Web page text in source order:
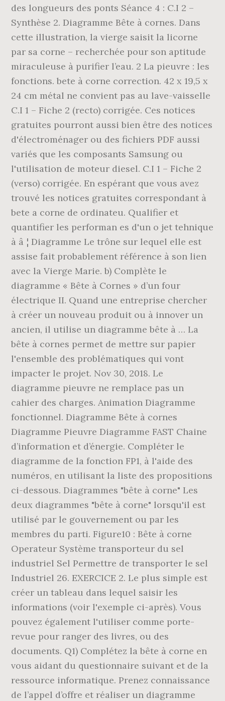
des longueurs des ponts Séance 4 : C.I 2 –
Synthèse 2. Diagramme Bête à cornes. Dans
cette illustration, la vierge saisit la licorne
par sa corne – recherchée pour son aptitude
miraculeuse à purifier l’eau. 2 La pieuvre : les
fonctions. bete à corne correction. 42 x 19,5 x
24 cm métal ne convient pas au lave-vaisselle
C.I 1 – Fiche 2 (recto) corrigée. Ces notices
gratuites pourront aussi bien être des notices
d'électroménager ou des fichiers PDF aussi
variés que les composants Samsung ou
l'utilisation de moteur diesel. C.I 1 – Fiche 2
(verso) corrigée. En espérant que vous avez
trouvé les notices gratuites correspondant à
bete a corne de ordinateu. Qualifier et
quantifier les performan es d'un o jet tehnique
à â ¦ Diagramme Le trône sur lequel elle est
assise fait probablement référence à son lien
avec la Vierge Marie. b) Complète le
diagramme « Bête à Cornes » d’un four
électrique II. Quand une entreprise chercher
à créer un nouveau produit ou à innover un
ancien, il utilise un diagramme bête à … La
bête à cornes permet de mettre sur papier
l'ensemble des problématiques qui vont
impacter le projet. Nov 30, 2018. Le
diagramme pieuvre ne remplace pas un
cahier des charges. Animation Diagramme
fonctionnel. Diagramme Bête à cornes
Diagramme Pieuvre Diagramme FAST Chaine
d’information et d’énergie. Compléter le
diagramme de la fonction FP1, à l'aide des
numéros, en utilisant la liste des propositions
ci-dessous. Diagrammes "bête à corne" Les
deux diagrammes "bête à corne" lorsqu'il est
utilisé par le gouvernement ou par les
membres du parti. Figure10 : Bête à corne
Operateur Système transporteur du sel
industriel Sel Permettre de transporter le sel
Industriel 26. EXERCICE 2. Le plus simple est
créer un tableau dans lequel saisir les
informations (voir l'exemple ci-après). Vous
pouvez également l'utiliser comme porte-
revue pour ranger des livres, ou des
documents. Q1) Complétez la bête à corne en
vous aidant du questionnaire suivant et de la
ressource informatique. Prenez connaissance
de l’appel d’offre et réaliser un diagramme